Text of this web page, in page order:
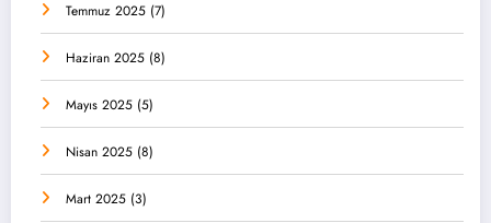
Temmuz 2025 (7)
Haziran 2025 (8)
Mayıs 2025 (5)
Nisan 2025 (8)
Mart 2025 (3)